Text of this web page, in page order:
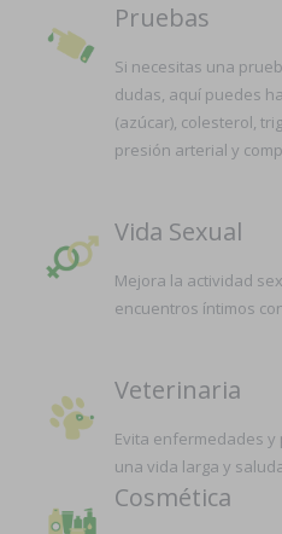
Pruebas
Si necesitas una
dudas, aquí puedes
(azúcar), colesterol,
presión arterial y
Vida Sexual
Mejora la actividad
encuentros íntimos
Veterinaria
Evita enfermedades
una vida larga y
Cosmética